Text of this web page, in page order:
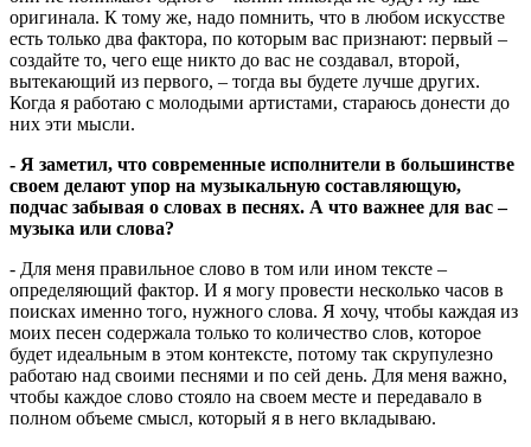
оригинала. К тому же, надо помнить, что в любом искусстве
есть только два фактора, по которым вас признают: первый –
создайте то, чего еще никто до вас не создавал, второй,
вытекающий из первого, – тогда вы будете лучше других.
Когда я работаю с молодыми артистами, стараюсь донести до
них эти мысли.
- Я заметил, что современные исполнители в большинстве
своем делают упор на музыкальную составляющую,
подчас забывая о словах в песнях. А что важнее для вас –
музыка или слова?
- Для меня правильное слово в том или ином тексте –
определяющий фактор. И я могу провести несколько часов в
поисках именно того, нужного слова. Я хочу, чтобы каждая из
моих песен содержала только то количество слов, которое
будет идеальным в этом контексте, потому так скрупулезно
работаю над своими песнями и по сей день. Для меня важно,
чтобы каждое слово стояло на своем месте и передавало в
полном объеме смысл, который я в него вкладываю.